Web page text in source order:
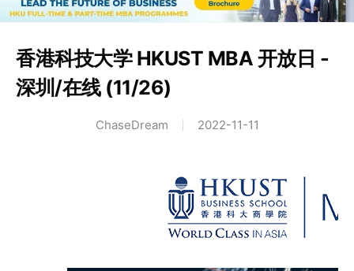
香港科技大学 HKUST MBA 开放日 -
深圳/在线 (11/26)
ChaseDream 2022-11-11